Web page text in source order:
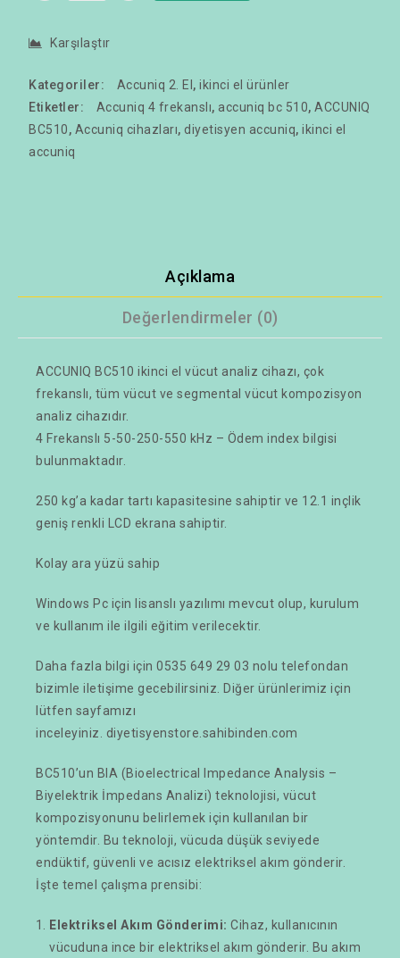
Karşılaştır
Kategoriler: Accuniq 2. El ,ikinci el ürünler
Etiketler:
Accuniq 4 frekanslı, accuniq bc 510,ACCUNIQ
BC510, Accuniq cihazları, diyetisyen accuniq,ikinci el
accuniq
Açıklama
Değerlendirmeler (0)
ACCUNIQ BC510 ikinci el vücut analiz cihazı, çok
frekanslı, tüm vücut ve segmental vücut kompozisyon
analiz cihazıdır.
4 Frekanslı 5-50-250-550 kHz – Ödem index bilgisi
bulunmaktadır.
250 kg’a kadar tartı kapasitesine sahiptir ve 12.1 inçlik
geniş renkli LCD ekrana sahiptir.
Kolay ara yüzü sahip
Windows Pc için lisanslı yazılımı mevcut olup, kurulum
ve kullanım ile ilgili eğitim verilecektir.
Daha fazla bilgi için 0535 649 29 03 nolu telefondan
bizimle iletişime gecebilirsiniz. Diğer ürünlerimiz için
lütfen sayfamızı
inceleyiniz. diyetisyenstore.sahibinden.com
BC510’un BIA (Bioelectrical Impedance Analysis –
Biyelektrik İmpedan­s Analizi) teknolojisi, vücut
kompozisyonunu belirlemek için kullanılan bir
yöntemdir. Bu teknoloji, vücuda düşük seviyede
endüktif, güvenli ve acısız elektriksel akım gönderir.
İşte temel çalışma prensibi:
Elektriksel Akım Gönderimi: Cihaz, kullanıcının
vücuduna ince bir elektriksel akım gönderir. Bu akım